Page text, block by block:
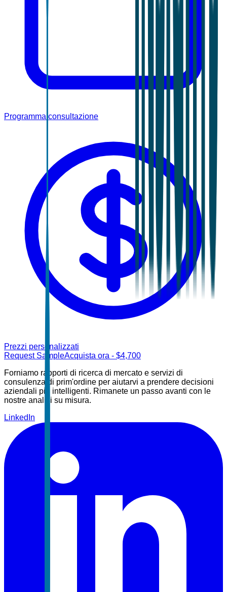
Programma consultazione
Prezzi personalizzati
Request SampleAcquista ora - $4,700
Forniamo rapporti di ricerca di mercato e servizi di
consulenza di prim'ordine per aiutarvi a prendere decisioni
aziendali più intelligenti. Rimanete un passo avanti con le
nostre analisi su misura.
LinkedIn